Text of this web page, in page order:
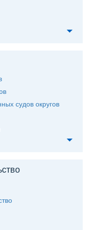
судов округо